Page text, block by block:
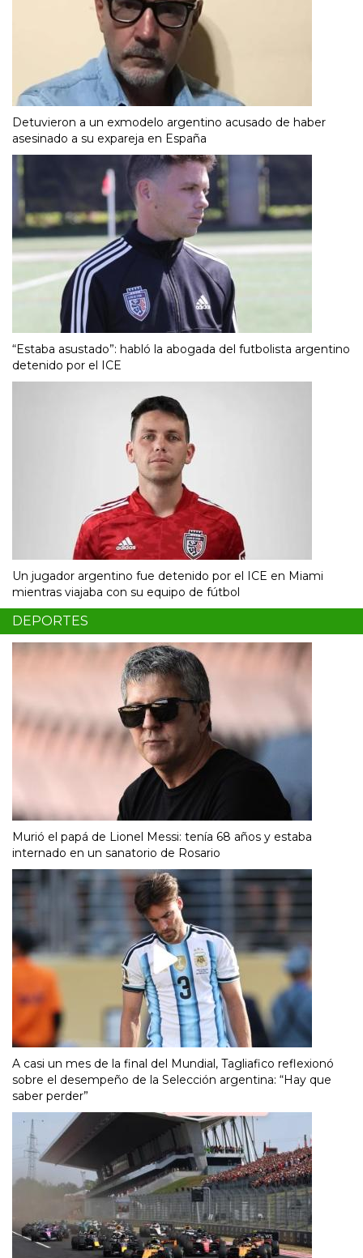
Detuvieron a un exmodelo argentino acusado de haber
asesinado a su expareja en España
“Estaba asustado”: habló la abogada del futbolista argentino
detenido por el ICE
Un jugador argentino fue detenido por el ICE en Miami
mientras viajaba con su equipo de fútbol
DEPORTES
Murió el papá de Lionel Messi: tenía 68 años y estaba
internado en un sanatorio de Rosario
A casi un mes de la final del Mundial, Tagliafico reflexionó
sobre el desempeño de la Selección argentina: “Hay que
saber perder”